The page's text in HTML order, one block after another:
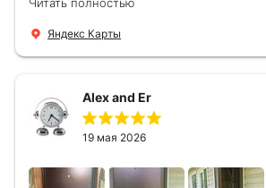
понравилось и дверь ,и работа и
Яндекс Карты
Alex and Er
19 мая 2026